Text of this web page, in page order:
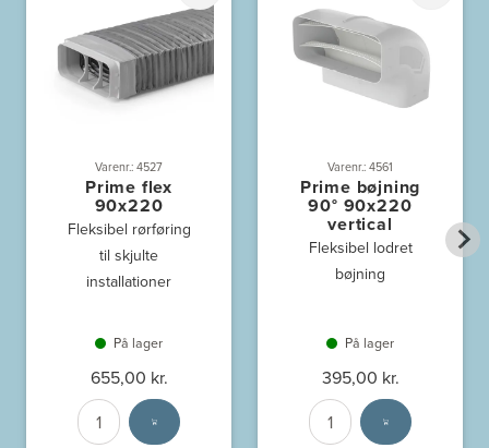
Varenr.: 4527
Prime flex
90x220
Fleksibel rørføring
til skjulte
installationer
På lager
655,00 kr.
Antal
Vælg enhed
Varenr.: 4561
Prime bøjning
90° 90x220
vertical
Fleksibel lodret
bøjning
På lager
395,00 kr.
Antal
Vælg enhed